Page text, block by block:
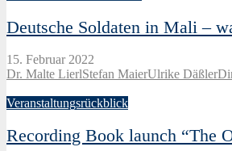
Deutsche Soldaten in Mali –
15. Februar 2022
Dr. Malte LierlStefan MaierUlrike Däßler
Veranstaltungsrückblick
Recording Book launch “The